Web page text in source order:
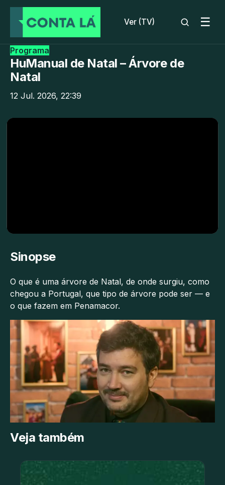
Ver (TV) ☰
Programa
HuManual de Natal – Árvore de
Natal
12 Jul. 2026, 22:39
Sinopse
O que é uma árvore de Natal, de onde surgiu, como
chegou a Portugal, que tipo de árvore pode ser — e
o que fazem em Penamacor.
Veja também